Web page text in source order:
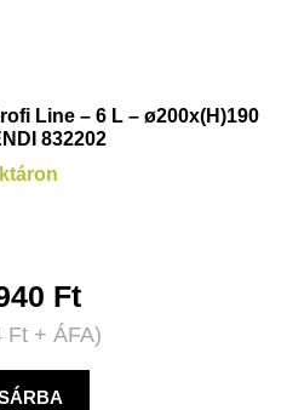
Line – 6 L – ø200x(H)190
832202
Ft
Ft + ÁFA)